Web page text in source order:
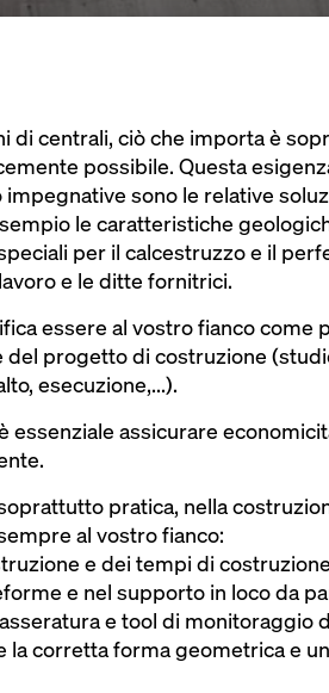
di centrali, ciò che importa è
possibile. Questa
sono le relative
le caratteristiche
per il calcestruzzo e il
e le ditte fornitrici.
essere al vostro fianco come
del progetto di costruzione
esecuzione,...).
essenziale assicurare
pratica, nella
al vostro fianco:
e dei tempi di
e nel supporto in loco da
e tool di monitoraggio
corretta forma geometrica e